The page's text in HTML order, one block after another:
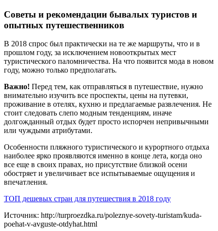
Советы и рекомендации бывалых туристов и
опытных путешественников
В 2018 спрос был практически на те же маршруты, что и в
прошлом году, за исключением новооткрытых мест
туристического паломничества. На что появится мода в новом
году, можно только предполагать.
Важно! Перед тем, как отправляться в путешествие, нужно
внимательно изучить все проспекты, цены на путевки,
проживание в отелях, кухню и предлагаемые развлечения. Не
стоит следовать слепо модным тенденциям, иначе
долгожданный отдых будет просто испорчен непривычными
или чуждыми атрибутами.
Особенности пляжного туристического и курортного отдыха
наиболее ярко проявляются именно в конце лета, когда оно
все еще в своих правах, но присутствие близкой осени
обостряет и увеличивает все испытываемые ощущения и
впечатления.
ТОП дешевых стран для путешествия в 2018 году
Источник: http://turproezdka.ru/poleznye-sovety-turistam/kuda-
poehat-v-avguste-otdyhat.html